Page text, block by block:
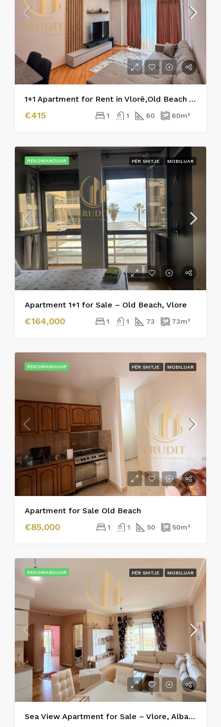
1+1 Apartment for Rent in Vlorë,Old Beach Area
€415 1 1 60 60m²
REKOMANDUAR PËR SHITJE MOBILUAR
Apartment 1+1 for Sale – Old Beach, Vlore
€164,000 1 1 73 73m²
REKOMANDUAR PËR SHITJE MOBILUAR
Apartment for Sale Old Beach
€85,000 1 1 50 50m²
REKOMANDUAR PËR SHITJE MOBILUAR
Sea View Apartment for Sale – Vlore, Albania